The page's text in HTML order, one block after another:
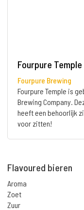
Fourpure Temple
Fourpure Brewing
Fourpure Temple is
Brewing Company.
heeft een behoorlijk
voor zitten!
Flavoured bieren
Aroma
Zoet
Zuur